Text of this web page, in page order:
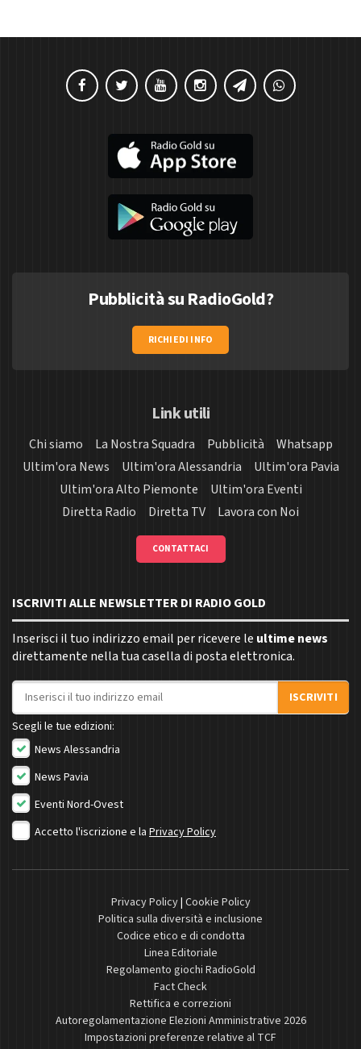
Pubblicità su RadioGold?
RICHIEDI INFO
Link utili
Chi siamo La Nostra Squadra Pubblicità
Whatsapp
Ultim'ora News
Ultim'ora Alessandria
Ultim'ora Pavia
Ultim'ora Alto Piemonte
Ultim'ora Eventi
Diretta Radio
Diretta TV Lavora con Noi
CONTATTACI
ISCRIVITI ALLE NEWSLETTER DI RADIO GOLD
Inserisci il tuo indirizzo email per ricevere le ultime news
direttamente nella tua casella di posta elettronica.
Indirizzo email
ISCRIVITI
Scegli le tue edizioni:
News Alessandria
News Pavia
Eventi Nord-Ovest
Accetto l'iscrizione e la Privacy Policy
Privacy Policy| Cookie Policy
Politica sulla diversità e inclusione
Codice etico e di condotta
Linea Editoriale
Regolamento giochi RadioGold
Fact Check
Rettifica e correzioni
Autoregolamentazione Elezioni Amministrative 2026
Impostazioni preferenze relative al TCF